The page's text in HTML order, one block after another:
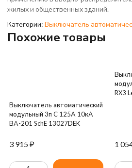
жилых и общественных зданий.
Категории: Выключатель
Похожие товары
Выключатель автоматический
модульный 3п C 125А 10кА
ВА-201 SchE 13027DEK
3 915₽
RX3
1